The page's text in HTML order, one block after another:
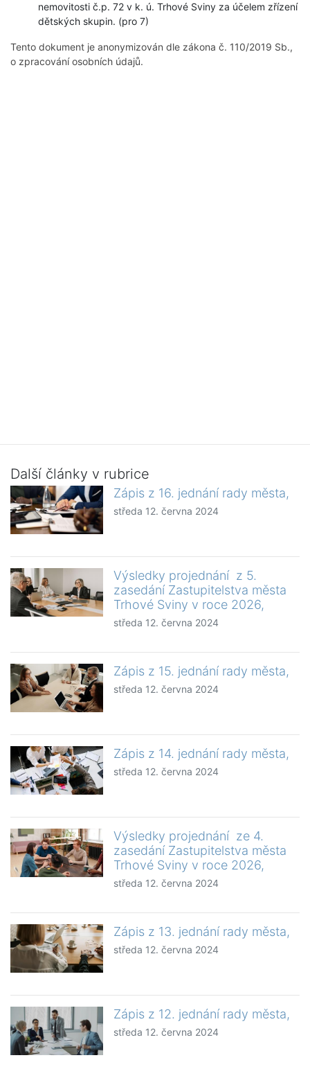
nemovitosti č.p. 72 v k. ú. Trhové Sviny za účelem zřízení
dětských skupin. (pro 7)
Tento dokument je anonymizován dle zákona č. 110/2019 Sb.,
o zpracování osobních údajů.
Další články v rubrice
Zápis z 16. jednání rady města,
středa 12. června 2024
Výsledky projednání z 5.
zasedání Zastupitelstva města
Trhové Sviny v roce 2026,
středa 12. června 2024
Zápis z 15. jednání rady města,
středa 12. června 2024
Zápis z 14. jednání rady města,
středa 12. června 2024
Výsledky projednání ze 4.
zasedání Zastupitelstva města
Trhové Sviny v roce 2026,
středa 12. června 2024
Zápis z 13. jednání rady města,
středa 12. června 2024
Zápis z 12. jednání rady města,
středa 12. června 2024